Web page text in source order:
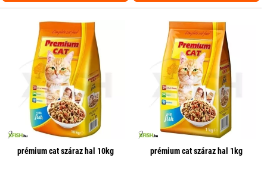
prémium cat száraz hal 10kg prémium cat száraz hal 1kg